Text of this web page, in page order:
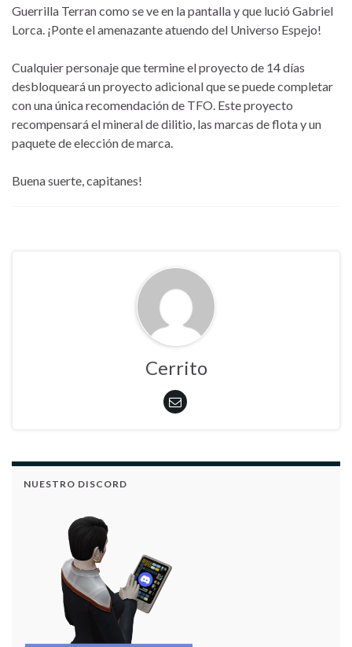
Guerrilla Terran como se ve en la pantalla y que lució Gabriel
Lorca. ¡Ponte el amenazante atuendo del Universo Espejo!
Cualquier personaje que termine el proyecto de 14 días
desbloqueará un proyecto adicional que se puede completar
con una única recomendación de TFO. Este proyecto
recompensará el mineral de dilitio, las marcas de flota y un
paquete de elección de marca.
Buena suerte, capitanes!
Cerrito
NUESTRO DISCORD